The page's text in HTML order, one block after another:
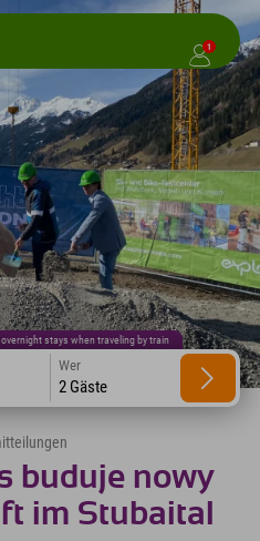
1
stays when traveling by train
Wer
2 Gäste
buduje nowy
im Stubaital